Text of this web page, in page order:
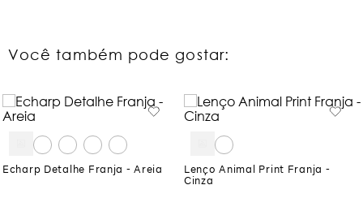
Você também pode gostar:
Echarp Detalhe Franja - Areia
Lenço Animal Print Franja -
Cinza